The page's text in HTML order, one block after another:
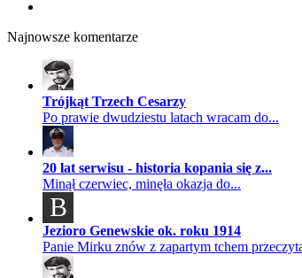
Najnowsze komentarze
Trójkąt Trzech Cesarzy
Po prawie dwudziestu latach wracam do...
20 lat serwisu - historia kopania się z...
Minął czerwiec, minęła okazja do...
B
Jezioro Genewskie ok. roku 1914
Panie Mirku znów z zapartym tchem